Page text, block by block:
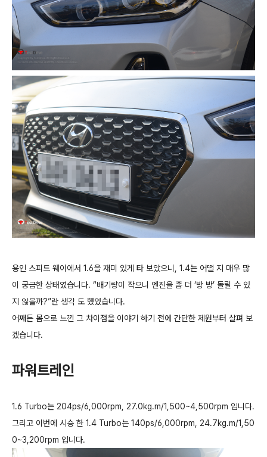
용인 스피드 웨이에서 1.6을 재미 있게 타 보았으니, 1.4는 어떨 지 매우 많
이 궁금한 상태였습니다. “배기량이 작으니 엔진을 좀 더 ‘방 방’ 돌릴 수 있
지 않을까?”란 생각 도 했었습니다.
어째든 몸으로 느낀 그 차이점을 이야기 하기 전에 간단한 제원부터 살펴 보
겠습니다.
파워트레인
1.6 Turbo는 204ps/6,000rpm, 27.0kg.m/1,500~4,500rpm 입니다.
그리고 이번에 시승 한 1.4 Turbo는 140ps/6,000rpm, 24.7kg.m/1,50
0~3,200rpm 입니다.